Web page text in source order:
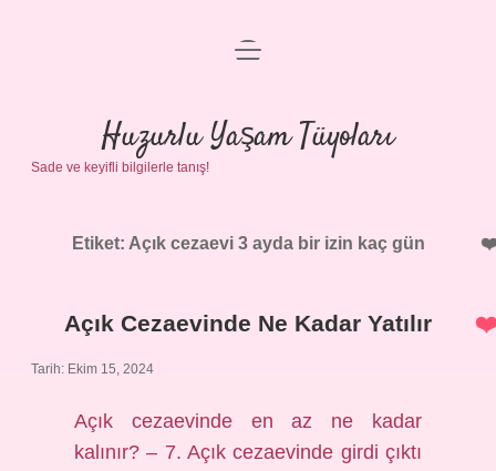
Anasayfa
Gizlilik Politikası
Yasal Uyarı
menüyü
Huzurlu Yaşam Tüyoları
Sade ve keyifli bilgilerle tanış!
Etiket: Açık cezaevi 3 ayda bir izin kaç gün
Açık Cezaevinde Ne Kadar Yatılır
Tarih: Ekim 15, 2024
Açık cezaevinde en az ne kadar
kalınır? – 7. Açık cezaevinde girdi çıktı